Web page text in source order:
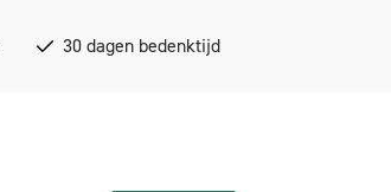
30 dagen bedenktijd